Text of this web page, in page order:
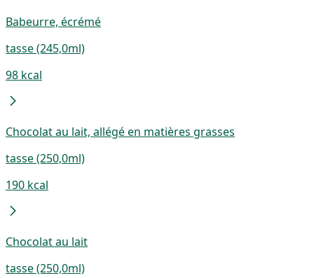
Babeurre, écrémé
tasse (245,0ml)
98 kcal
Chocolat au lait, allégé en matières grasses
tasse (250,0ml)
190 kcal
Chocolat au lait
tasse (250,0ml)